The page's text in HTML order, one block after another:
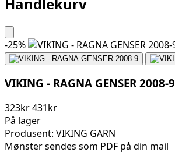
-25%
VIKING - RAGNA GENSER 2008-9
323kr431kr
På lager
Produsent: VIKING GARN
Mønster sendes som PDF på din mail